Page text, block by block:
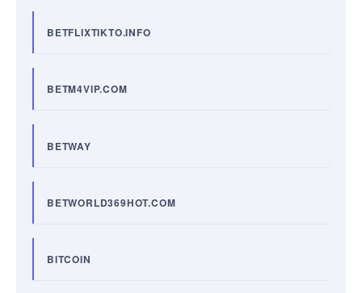
BETFLIXTIKTO.INFO
BETM4VIP.COM
BETWAY
BETWORLD369HOT.COM
BITCOIN